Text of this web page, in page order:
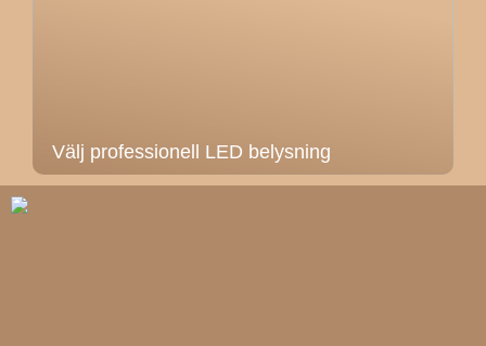
Välj professionell LED belysning